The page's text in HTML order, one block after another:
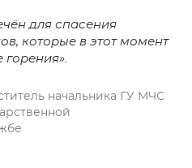
для спасения
которые в этот момент
горения».
начальника ГУ МЧС